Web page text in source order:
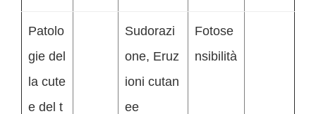
Patolo
gie del
la cute
e del t
Sudorazi
one, Eruz
ioni cutan
ee
Fotose
nsibilità